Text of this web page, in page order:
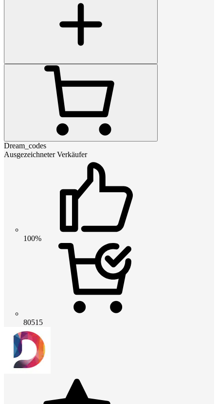
Dream_codes
Ausgezeichneter Verkäufer
100%
80515